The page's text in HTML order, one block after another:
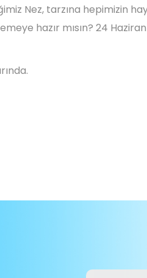
Nez, tarzına hepimizin
hazır mısın? 24 Haziran